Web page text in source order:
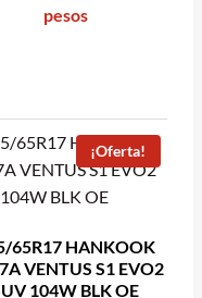
price
pesos
¡Oferta!
65R17 HANKOOK
VENTUS S1 EVO2
104W BLK OE